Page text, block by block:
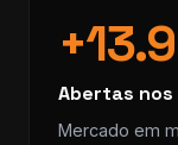
Abertas nos
Mercado em